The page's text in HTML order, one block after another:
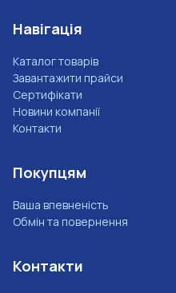
Навігація
Каталог товарів
Завантажити прайси
Сертифікати
Новини компанії
Контакти
Покупцям
Ваша впевненість
Обмін та повернення
Контакти